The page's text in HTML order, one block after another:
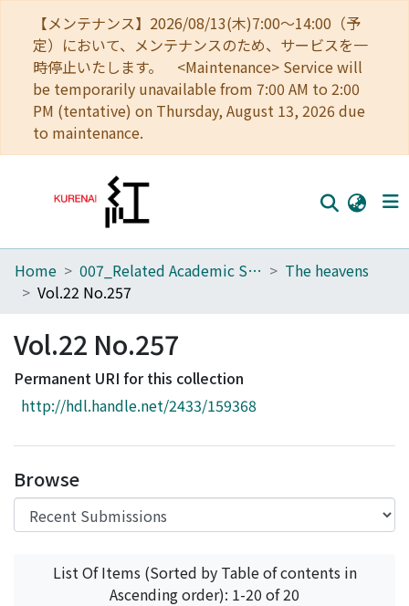
【メンテナンス】2026/08/13(木)7:00～14:00（予
定）において、メンテナンスのため、サービスを一
時停止いたします。 <Maintenance> Service will
be temporarily unavailable from 7:00 AM to 2:00
PM (tentative) on Thursday, August 13, 2026 due
to maintenance.
Home
Browse
Download Ranking
Access Statistics
Home 007_Related Academic Societies
The heavens
Vol.22 No.257
Vol.22 No.257
Permanent URI for this collection
http://hdl.handle.net/2433/159368
Browse
List Of Items (Sorted by Table of contents in
Ascending order): 1-20 of 20